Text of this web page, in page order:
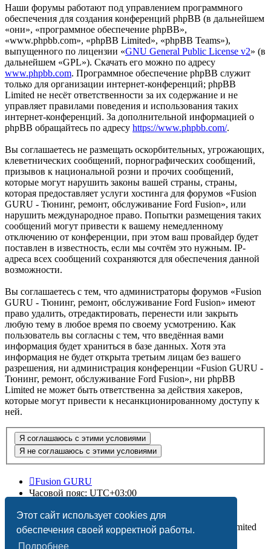
Этот сайт использует cookies для
обеспечения своей корректной работы.
Подробнее
Наши форумы работают под управлением программного
обеспечения для создания конференций phpBB (в дальнейшем
«они», «программное обеспечение phpBB»,
«www.phpbb.com», «phpBB Limited», «phpBB Teams»),
выпущенного по лицензии «GNU General Public License v2» (в
дальнейшем «GPL»). Скачать его можно по адресу
www.phpbb.com. Программное обеспечение phpBB служит
только для организации интернет-конференций; phpBB
Limited не несёт ответственности за их содержание и не
управляет правилами поведения и использования таких
интернет-конференций. За дополнительной информацией о
phpBB обращайтесь по адресу https://www.phpbb.com/.
Вы соглашаетесь не размещать оскорбительных, угрожающих,
клеветнических сообщений, порнографических сообщений,
призывов к национальной розни и прочих сообщений,
которые могут нарушить законы вашей страны, страны,
которая предоставляет услуги хостинга для форумов «Fusion
GURU - Тюнинг, ремонт, обслуживание Ford Fusion», или
нарушить международное право. Попытки размещения таких
сообщений могут привести к вашему немедленному
отключению от конференции, при этом ваш провайдер будет
поставлен в известность, если мы сочтём это нужным. IP-
адреса всех сообщений сохраняются для обеспечения данной
возможности.
Вы соглашаетесь с тем, что администраторы форумов «Fusion
GURU - Тюнинг, ремонт, обслуживание Ford Fusion» имеют
право удалить, отредактировать, перенести или закрыть
любую тему в любое время по своему усмотрению. Как
пользователь вы согласны с тем, что введённая вами
информация будет храниться в базе данных. Хотя эта
информация не будет открыта третьим лицам без вашего
разрешения, ни администрация конференции «Fusion GURU -
Тюнинг, ремонт, обслуживание Ford Fusion», ни phpBB
Limited не может быть ответственна за действия хакеров,
которые могут привести к несанкционированному доступу к
ней.
Fusion GURU
Часовой пояс: UTC+03:00
Создано на основеphpBB® Forum Software © phpBB Limited